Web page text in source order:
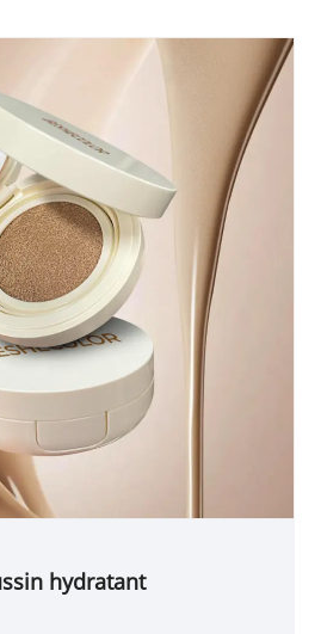
hydratant